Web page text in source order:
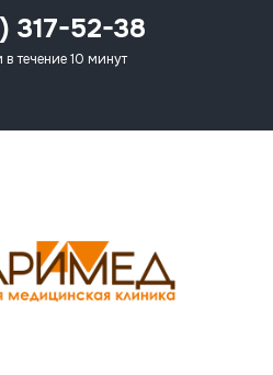
317-52-38
в течение 10 минут